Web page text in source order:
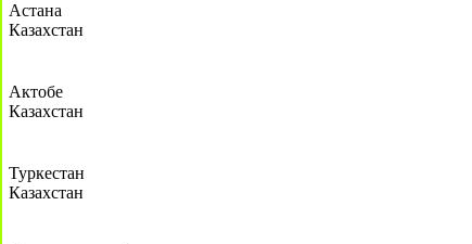
Астана
Казахстан
Актобе
Казахстан
Туркестан
Казахстан